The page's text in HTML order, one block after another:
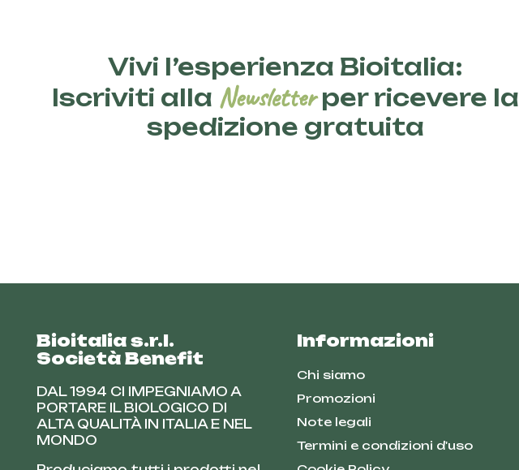
Vivi l’esperienza Bioitalia:
Iscriviti alla Newsletterper ricevere la
spedizione gratuita
Bioitalia s.r.l.
Società Benefit
DAL 1994 CI IMPEGNIAMO A
PORTARE IL BIOLOGICO DI
ALTA QUALITÀ IN ITALIA E NEL
MONDO
Informazioni
Chi siamo
Promozioni
Note legali
Termini e condizioni d'uso